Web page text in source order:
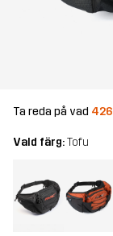
Ta reda på vad 426
Vald färg:Tofu